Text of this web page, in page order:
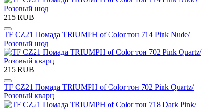
215 RUB
TF CZ21 Помада TRIUMPH of Color тон 714 Pink Nude/
Розовый нюд
215 RUB
TF CZ21 Помада TRIUMPH of Color тон 702 Pink Quartz/
Розовый кварц